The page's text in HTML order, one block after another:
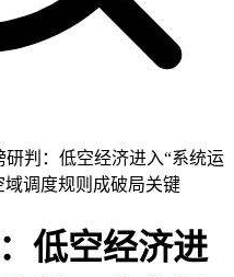
研判：低空经济进入“系统运
调度规则成破局关键
低空经济进